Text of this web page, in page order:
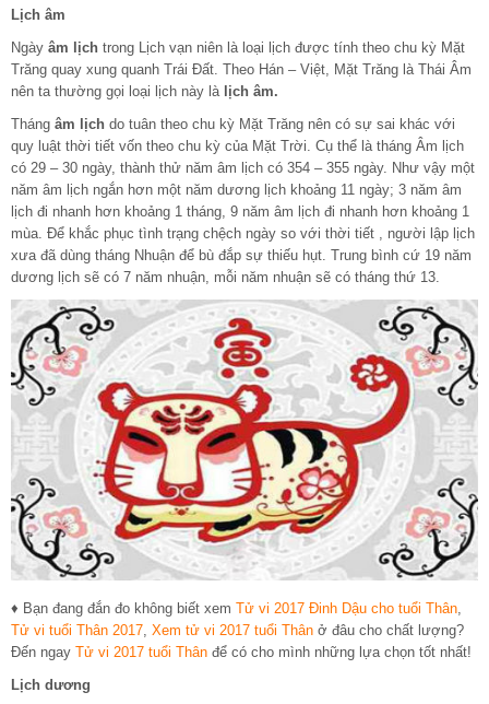
Lịch âm
Ngày âm lịch trong Lịch vạn niên là loại lịch được tính theo chu kỳ Mặt
Trăng quay xung quanh Trái Đất. Theo Hán – Việt, Mặt Trăng là Thái Âm
nên ta thường gọi loại lịch này là lịch âm.
Tháng âm lịch do tuân theo chu kỳ Mặt Trăng nên có sự sai khác với
quy luật thời tiết vốn theo chu kỳ của Mặt Trời. Cụ thể là tháng Âm lịch
có 29 – 30 ngày, thành thử năm âm lịch có 354 – 355 ngày. Như vậy một
năm âm lịch ngắn hơn một năm dương lịch khoảng 11 ngày; 3 năm âm
lịch đi nhanh hơn khoảng 1 tháng, 9 năm âm lịch đi nhanh hơn khoảng 1
mùa. Để khắc phục tình trạng chệch ngày so với thời tiết , người lập lịch
xưa đã dùng tháng Nhuận để bù đắp sự thiếu hụt. Trung bình cứ 19 năm
dương lịch sẽ có 7 năm nhuận, mỗi năm nhuận sẽ có tháng thứ 13.
♦ Bạn đang đắn đo không biết xem Tử vi 2017 Đinh Dậu cho tuổi Thân
Tử vi tuổi Thân 2017 Xem tử vi 2017 tuổi Thân ở đâu cho chất lượng?
Đến ngay Tử vi 2017 tuổi Thân để có cho mình những lựa chọn tốt nhất!
Lịch dương